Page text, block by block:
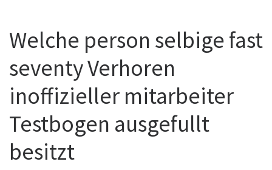
Welche person selbige fast
seventy Verhoren
inoffizieller mitarbeiter
Testbogen ausgefullt
besitzt